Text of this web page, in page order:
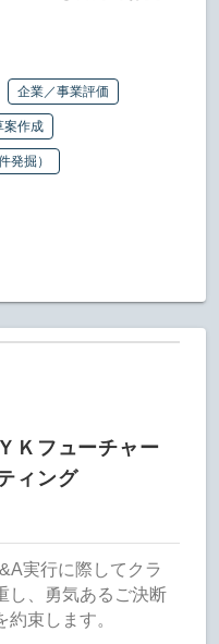
企業／事業評価
案作成
発掘）
Ｋフューチャー
ィング
実行に際してクラ
し、勇気あるご決断
束します。